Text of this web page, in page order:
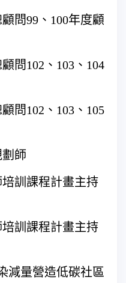
問99、100年度顧
問102、103、104
問102、103、105
劃師
培訓課程計畫主持
培訓課程計畫主持
減量營造低碳社區